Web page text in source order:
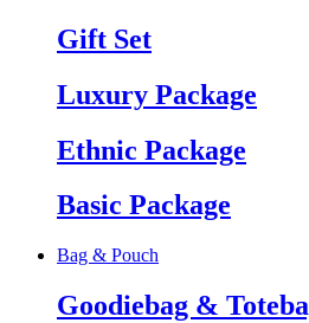
Gift Set
Luxury Package
Ethnic Package
Basic Package
Bag & Pouch
Goodiebag &